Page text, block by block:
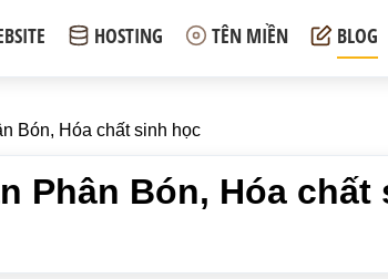
HOSTING TÊN MIỀN BLOG
Bón, Hóa chất sinh học
Phân Bón, Hóa chất